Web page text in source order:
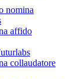
nomina
affido
collaudatore